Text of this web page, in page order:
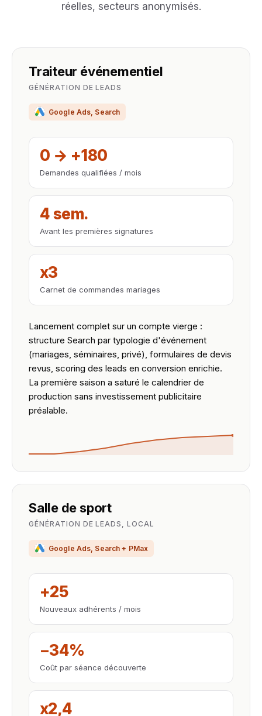
réelles, secteurs anonymisés.
Traiteur événementiel
GÉNÉRATION DE LEADS
Google Ads, Search
0 → +180
Demandes qualifiées / mois
4 sem.
Avant les premières signatures
x3
Carnet de commandes mariages
Lancement complet sur un compte vierge :
structure Search par typologie d'événement
(mariages, séminaires, privé), formulaires de devis
revus, scoring des leads en conversion enrichie.
La première saison a saturé le calendrier de
production sans investissement publicitaire
préalable.
Salle de sport
GÉNÉRATION DE LEADS, LOCAL
Google Ads, Search + PMax
+25
Nouveaux adhérents / mois
−34%
Coût par séance découverte
x2,4